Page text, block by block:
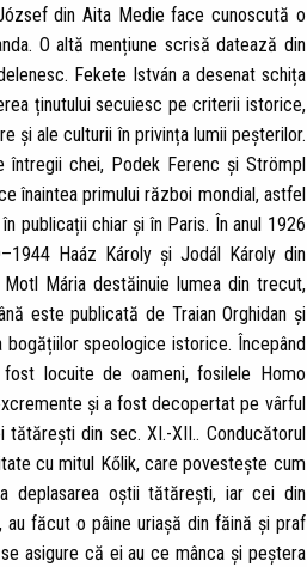
din Aita Medie face cunoscută o
O altă mențiune scrisă datează din
Fekete István a desenat schița
ținutului secuiesc pe criterii istorice,
și ale culturii în privința lumii peșterilor.
întregii chei, Podek Ferenc și Strömpl
înaintea primului război mondial, astfel
publicații chiar și în Paris. În anul 1926
Haáz Károly și Jodál Károly din
Mária destăinuie lumea din trecut,
este publicată de Traian Orghidan și
speologice istorice. Începând
locuite de oameni, fosilele Homo
și a fost decopertat pe vârful
din sec. XI.-XII.. Conducătorul
cu mitul Kőlik, care povestește cum
deplasarea oștii tătărești, iar cei din
făcut o pâine uriașă din făină și praf
asigure că ei au ce mânca și peștera